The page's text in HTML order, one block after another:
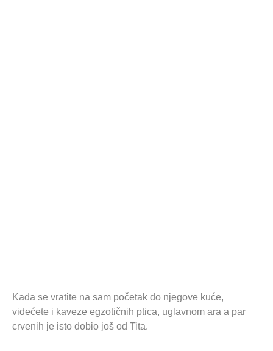
Kada se vratite na sam početak do njegove kuće,
videćete i kaveze egzotičnih ptica, uglavnom ara a par
crvenih je isto dobio još od Tita.